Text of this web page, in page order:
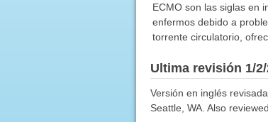
ECMO son las siglas en
enfermos debido a
torrente circulatorio,
Ultima revisión 1/2/
Versión en inglés
Seattle, WA. Also